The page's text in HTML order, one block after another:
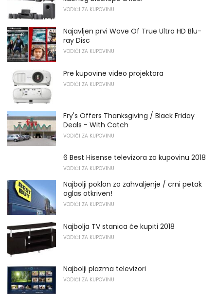
VODIČI ZA KUPOVINU
Najavljen prvi Wave Of True Ultra HD Blu-
ray Disc
VODIČI ZA KUPOVINU
Pre kupovine video projektora
VODIČI ZA KUPOVINU
Fry's Offers Thanksgiving / Black Friday
Deals - With Catch
VODIČI ZA KUPOVINU
6 Best Hisense televizora za kupovinu 2018
VODIČI ZA KUPOVINU
Najbolji poklon za zahvaljenje / crni petak
oglas otkriven!
VODIČI ZA KUPOVINU
Najbolja TV stanica će kupiti 2018
VODIČI ZA KUPOVINU
Najbolji plazma televizori
VODIČI ZA KUPOVINU